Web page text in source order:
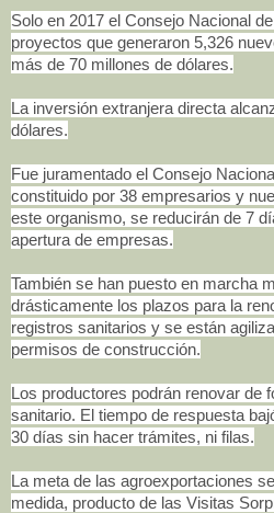
Solo en 2017 el Consejo Nacional
proyectos que generaron 5,326
más de 70 millones de dólares.
La inversión extranjera directa
dólares.
Fue juramentado el Consejo
constituido por 38 empresarios y
este organismo, se reducirán de 7
apertura de empresas.
También se han puesto en marcha
drásticamente los plazos para la
registros sanitarios y se están
permisos de construcción.
Los productores podrán renovar de
sanitario. El tiempo de respuesta
30 días sin hacer trámites, ni filas.
La meta de las agroexportaciones
medida, producto de las Visitas